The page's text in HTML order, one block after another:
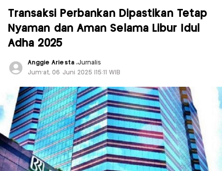
Transaksi Perbankan Dipastikan Tetap
Nyaman dan Aman Selama Libur Idul
Adha 2025
Anggie Ariesta ,Jurnalis
Jum'at, 06 Juni 2025 |15:11 WIB